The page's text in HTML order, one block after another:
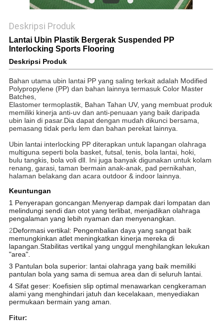
Deskripsi Produk
Lantai Ubin Plastik Bergerak Suspended PP
Interlocking Sports Flooring
Deskripsi Produk
Bahan utama ubin lantai PP yang saling terkait adalah Modified
Polypropylene (PP) dan bahan lainnya termasuk Color Master
Batches,
Elastomer termoplastik, Bahan Tahan UV, yang membuat produk
memiliki kinerja anti-uv dan anti-penuaan yang baik daripada
ubin lain di pasar.Dia dapat dengan mudah dikunci bersama,
pemasang tidak perlu lem dan bahan perekat lainnya.
Ubin lantai interlocking PP diterapkan untuk lapangan olahraga
multiguna seperti bola basket, futsal, tenis, bola lantai, hoki,
bulu tangkis, bola voli dll. Ini juga banyak digunakan untuk kolam
renang, garasi, taman bermain anak-anak, pad pernikahan,
halaman belakang dan acara outdoor & indoor lainnya.
Keuntungan
1 Penyerapan goncangan:Menyerap dampak dari lompatan dan
melindungi sendi dan otot yang terlibat, menjadikan olahraga
pengalaman yang lebih nyaman dan menyenangkan.
2Deformasi vertikal: Pengembalian daya yang sangat baik
memungkinkan atlet meningkatkan kinerja mereka di
lapangan.Stabilitas vertikal yang unggul menghilangkan lekukan
"area".
3 Pantulan bola superior: lantai olahraga yang baik memiliki
pantulan bola yang sama di semua area dan di seluruh lantai.
4 Sifat geser: Koefisien slip optimal menawarkan cengkeraman
alami yang menghindari jatuh dan kecelakaan, menyediakan
permukaan bermain yang aman.
Fitur: